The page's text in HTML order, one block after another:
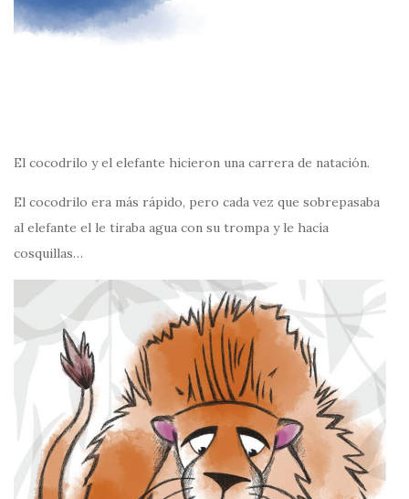
El cocodrilo y el elefante hicieron una carrera de natación.
El cocodrilo era más rápido, pero cada vez que sobrepasaba
al elefante el le tiraba agua con su trompa y le hacía
cosquillas…